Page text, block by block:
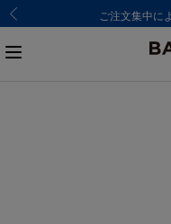
ご注文集中に